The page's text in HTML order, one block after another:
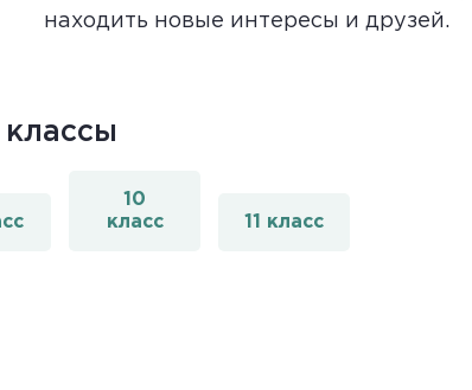
находить новые интересы и друзей.
классы
10
класс
11 класс